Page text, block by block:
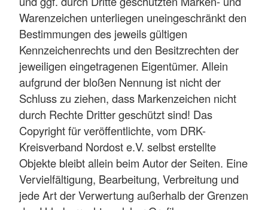
Warenzeichen unterliegen uneingeschränkt den
Bestimmungen des jeweils gültigen
Kennzeichenrechts und den Besitzrechten der
jeweiligen eingetragenen Eigentümer. Allein
aufgrund der bloßen Nennung ist nicht der
Schluss zu ziehen, dass Markenzeichen nicht
durch Rechte Dritter geschützt sind! Das
Copyright für veröffentlichte, vom DRK-
Kreisverband Nordost e.V. selbst erstellte
Objekte bleibt allein beim Autor der Seiten. Eine
Vervielfältigung, Bearbeitung, Verbreitung und
jede Art der Verwertung außerhalb der Grenzen